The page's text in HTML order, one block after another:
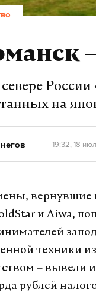
на
19:32, 18
вернувшие
и Aiwa,
техники
– вывели
рублей